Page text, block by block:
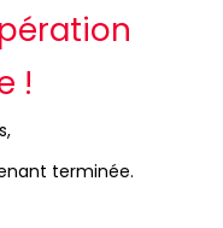
!
terminée.